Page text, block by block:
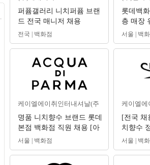
퍼퓸갤러리 니치퍼퓸 브랜
드 전국 매니저 채용
전국 | 백화점
롯데백
층 매장
간관리
서울 | 백
케이엘에이취인터내셔날(주
명품 니치향수 브랜드 롯데
본점 백화점 직원 채용 [아
쿠아 디 파르마]
서울 | 백화점
케이엘에
[전국 채
치향수
(신입/경
운셀러
서울 | 백